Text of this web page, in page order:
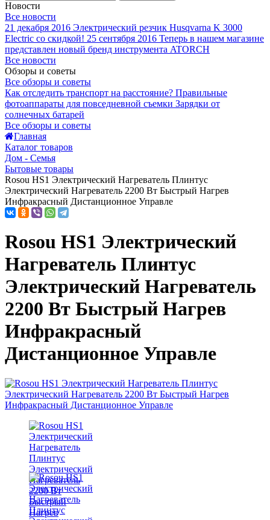
Новости
Все новости
21 декабря 2016 Электрический резчик Husqvarna K 3000
Electric со скидкой! 25 сентября 2016 Теперь в нашем магазине
представлен новый бренд инструмента ATORCH
Все новости
Обзоры и советы
Все обзоры и советы
Как отследить транспорт на расстояние? Правильные
фотоаппараты для повседневной съемки Зарядки от
солнечных батарей
Все обзоры и советы
Главная
Каталог товаров
Дом - Семья
Бытовые товары
Rosou HS1 Электрический Нагреватель Плинтус
Электрический Нагреватель 2200 Вт Быстрый Нагрев
Инфракрасный Дистанционное Управле
Rosou HS1 Электрический
Нагреватель Плинтус
Электрический Нагреватель
2200 Вт Быстрый Нагрев
Инфракрасный
Дистанционное Управле